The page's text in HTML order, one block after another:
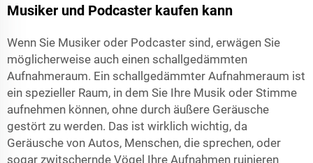
Musiker und Podcaster kaufen kann
Wenn Sie Musiker oder Podcaster sind, erwägen Sie
möglicherweise auch einen schallgedämmten
Aufnahmeraum. Ein schallgedämmter Aufnahmeraum ist
ein spezieller Raum, in dem Sie Ihre Musik oder Stimme
aufnehmen können, ohne durch äußere Geräusche
gestört zu werden. Das ist wirklich wichtig, da
Geräusche von Autos, Menschen, die sprechen, oder
sogar zwitschernde Vögel Ihre Aufnahmen ruinieren